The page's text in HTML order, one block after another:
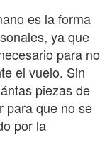
es la forma
ya que
para no
el vuelo. Sin
piezas de
para que no se
por la